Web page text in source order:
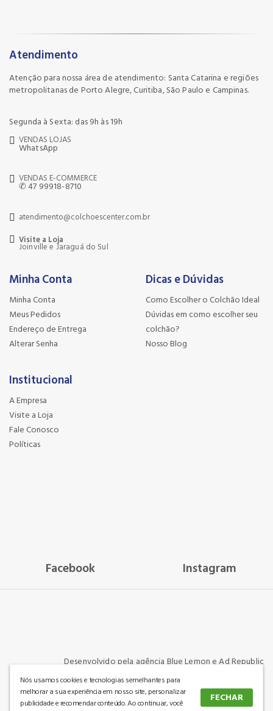
Atendimento
Atenção para nossa área de atendimento: Santa Catarina e regiões
metropolitanas de Porto Alegre, Curitiba, São Paulo e Campinas.
Segunda à Sexta: das 9h às 19h
VENDAS LOJAS
WhatsApp
VENDAS E-COMMERCE
✆ 47 99918-8710
atendimento@colchoescenter.com.br
Visite a Loja
Joinville e Jaraguá do Sul
Minha Conta
Minha Conta
Meus Pedidos
Endereço de Entrega
Alterar Senha
Dicas e Dúvidas
Como Escolher o Colchão Ideal
Dúvidas em como escolher seu
colchão?
Nosso Blog
Institucional
A Empresa
Visite a Loja
Fale Conosco
Políticas
Facebook Instagram
Desenvolvido pela agência Blue LemoneAd Republic
Mais Colchoes Eireli - Colchoes Center - CNPJ: 33.167.132/0001-61 | Av. Cel. Procópio Gomes
Nós usamos cookies e tecnologias semelhantes para
melhorar a sua experiência em nosso site, personalizar
publicidade e recomendar conteúdo. Ao continuar, você
FECHAR